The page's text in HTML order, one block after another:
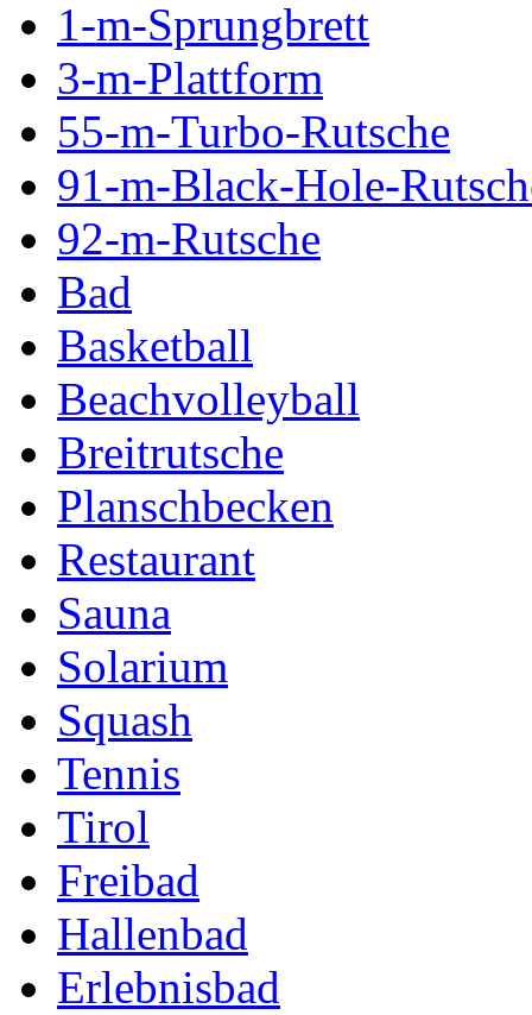
1-m-Sprungbrett
3-m-Plattform
55-m-Turbo-Rutsche
91-m-Black-Hole-
92-m-Rutsche
Bad
Basketball
Beachvolleyball
Breitrutsche
Planschbecken
Restaurant
Sauna
Solarium
Squash
Tennis
Tirol
Freibad
Hallenbad
Erlebnisbad